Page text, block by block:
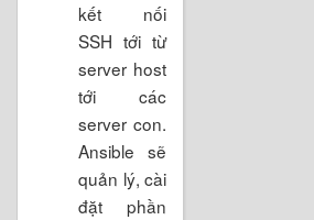
kết nối
SSH tới từ
server host
tới các
server con.
Ansible sẽ
quản lý, cài
đặt phần